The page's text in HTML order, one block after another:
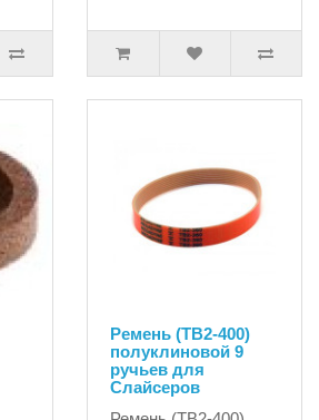
Ремень (TB2-400)
полуклиновой 9
ручьев для
Слайсеров